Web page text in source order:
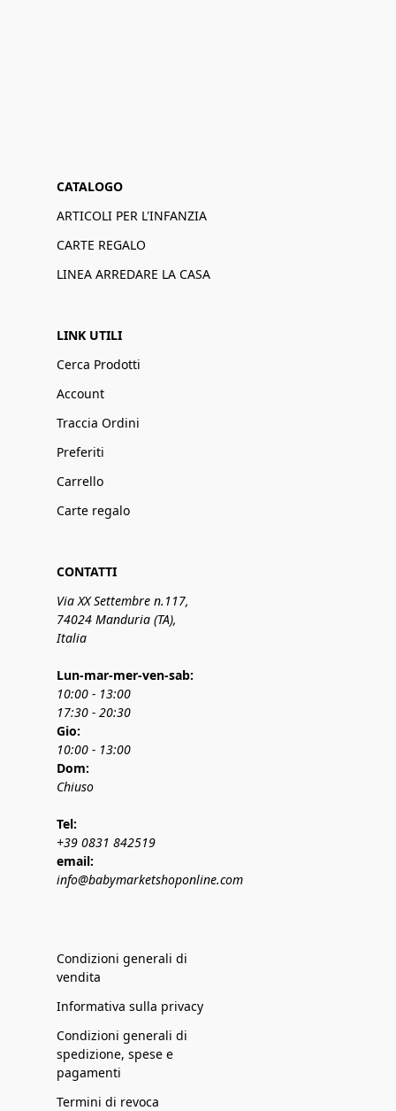
CATALOGO
ARTICOLI PER L'INFANZIA
CARTE REGALO
LINEA ARREDARE LA CASA
LINK UTILI
Cerca Prodotti
Account
Traccia Ordini
Preferiti
Carrello
Carte regalo
CONTATTI
Via XX Settembre n.117,
74024 Manduria (TA),
Italia
Lun-mar-mer-ven-sab:
10:00 - 13:00
17:30 - 20:30
Gio:
10:00 - 13:00
Dom:
Chiuso
Tel:
+39 0831 842519
email:
info@babymarketshoponline.com
Condizioni generali di
vendita
Informativa sulla privacy
Condizioni generali di
spedizione, spese e
pagamenti
Termini di revoca